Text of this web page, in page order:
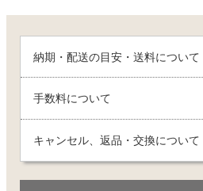
納期・配送の目安・送料について
手数料について
キャンセル、返品・交換について